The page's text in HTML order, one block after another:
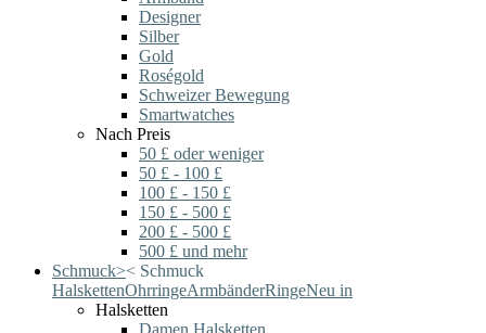
Designer
Silber
Gold
Roségold
Schweizer Bewegung
Smartwatches
Nach Preis
50 £ oder weniger
50 £ - 100 £
100 £ - 150 £
150 £ - 500 £
200 £ - 500 £
500 £ und mehr
Schmuck>< Schmuck
HalskettenOhrringeArmbänderRingeNeu in
Halsketten
Damen Halsketten